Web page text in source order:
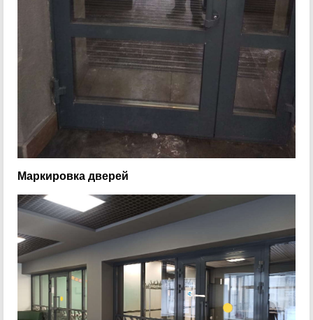
Маркировка дверей